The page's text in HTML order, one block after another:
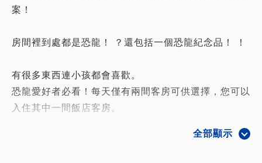
案！
房間裡到處都是恐龍！ ？還包括一個恐龍紀念品！ ！
有很多東西連小孩都會喜歡。
恐龍愛好者必看！每天僅有兩間客房可供選擇，您可以
入住其中一間飯店客房。
全部顯示